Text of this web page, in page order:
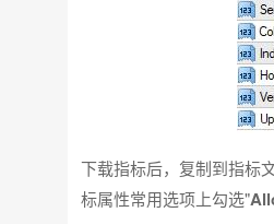
下载指标后，复制到指标
标属性常用选项上勾选"